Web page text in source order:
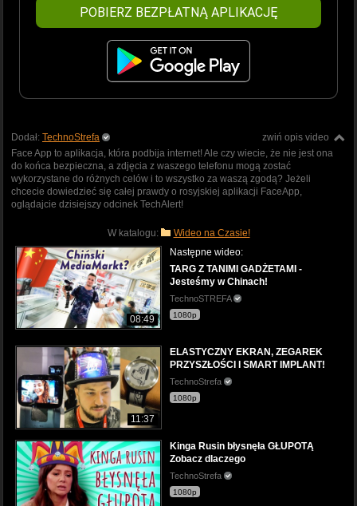
POBIERZ BEZPŁATNĄ APLIKACJĘ
zwiń opis video
Dodał: TechnoStrefa
Face App to aplikacja, która podbija internet! Ale czy wiecie, że nie jest ona
do końca bezpieczna, a zdjęcia z waszego telefonu mogą zostać
wykorzystane do różnych celów i to wszystko za waszą zgodą? Jeżeli
chcecie dowiedzieć się całej prawdy o rosyjskiej aplikacji FaceApp,
oglądajcie dzisiejszy odcinek TechAlert!
W katalogu: Wideo na Czasie!
08:49
Następne wideo:
TARG Z TANIMI GADŻETAMI -
Jesteśmy w Chinach!
TechnoSTREFA
1080p
11:37
ELASTYCZNY EKRAN, ZEGAREK
PRZYSZŁOŚCI I SMART IMPLANT!
TechnoStrefa
1080p
Kinga Rusin błysnęła GŁUPOTĄ
Zobacz dlaczego
TechnoStrefa
1080p